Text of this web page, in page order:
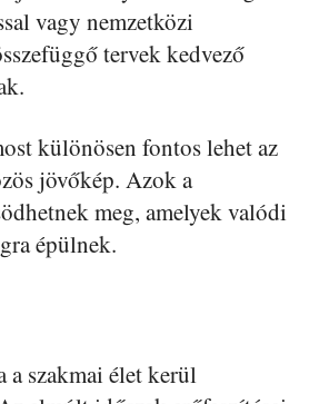
vagy nemzetközi
tervek kedvező
különösen fontos lehet az
jövőkép. Azok a
meg, amelyek valódi
épülnek.
a szakmai élet kerül